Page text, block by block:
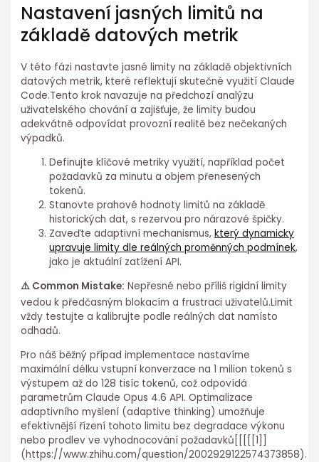
Nastavení jasných ⁤limitů na
základě datových metrik
V této fázi ⁣nastavte jasné limity na základě objektivních
datových metrik, které reflektují skutečné využití Claude
Code.Tento krok navazuje na předchozí analýzu
uživatelského chování a zajišťuje, že limity budou
adekvátně odpovídat provozní realitě bez nečekaných
výpadků.
Definujte klíčové metriky využití, například počet
požadavků za minutu a objem přenesených
tokenů.
Stanovte prahové hodnoty limitů na základě
historických dat, s rezervou pro nárazové špičky.
Zaveďte adaptivní mechanismus,který dynamicky
upravuje limity dle reálných proměnných podmínek,
jako je aktuální zatížení API.
⚠️ Common Mistake: Nepřesné nebo příliš rigidní limity
vedou k předčasným blokacím a frustraci uživatelů.Limit
vždy testujte ⁣a kalibrujte podle reálných dat namísto
odhadů.
Pro náš běžný případ implementace nastavíme
maximální délku vstupní konverzace na 1⁣ milion tokenů s
výstupem až do 128 tisíc tokenů,⁤ což odpovídá
parametrům Claude Opus 4.6 API. Optimalizace
adaptivního myšlení (adaptive thinking) umožňuje
efektivnější řízení tohoto limitu bez ⁢degradace výkonu
nebo prodlev ve vyhodnocování požadavků[[[[[1]]
(https://www.zhihu.com/question/2002929122574373858).